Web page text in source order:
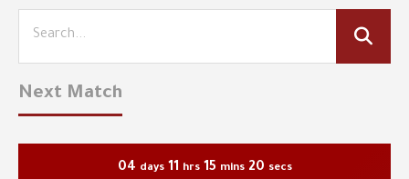
Next Match
04 days 11 hrs 15 mins 20 secs